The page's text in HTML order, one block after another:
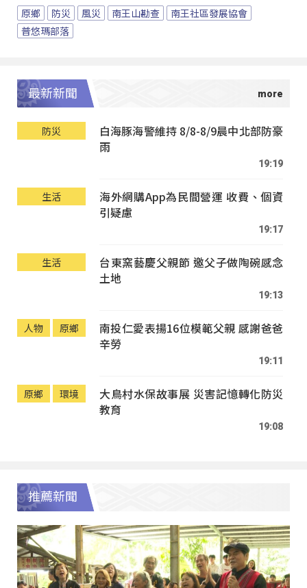
原鄉 防災 風災 南王山勘查
南王社區發展協會
普悠瑪部落
最新新聞
防災
白海豚海警維持 8/8-8/9晨中北部防豪
雨
19:19
生活
海外網購App為民間營運 收費、個資
引疑慮
19:17
生活
台東窯藝慶父親節 邀父子做陶碗感念
土地
19:13
人物 原鄉
南投仁愛表揚16位模範父親 感謝爸爸
辛勞
19:11
原鄉 環境
大鳥村水保故事展 災害記憶轉化防災
教育
19:08
推薦新聞